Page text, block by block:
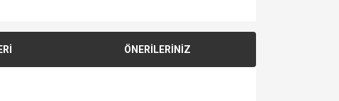
ÖNERİLERİNİZ